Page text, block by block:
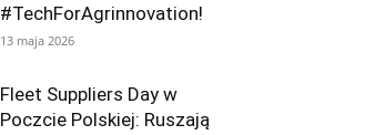
#TechForAgrinnovation!
13 maja 2026
Fleet Suppliers Day w
Poczcie Polskiej: Ruszają